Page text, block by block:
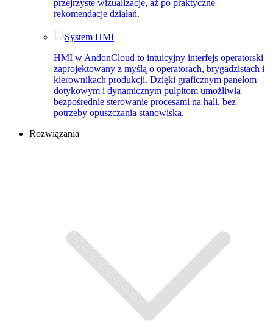
przejrzyste wizualizacje, aż po praktyczne
rekomendacje działań.
System HMI
HMI w AndonCloud to intuicyjny interfejs operatorski
zaprojektowany z myślą o operatorach, brygadzistach i
kierownikach produkcji. Dzięki graficznym panelom
dotykowym i dynamicznym pulpitom umożliwia
bezpośrednie sterowanie procesami na hali, bez
potrzeby opuszczania stanowiska.
Rozwiązania